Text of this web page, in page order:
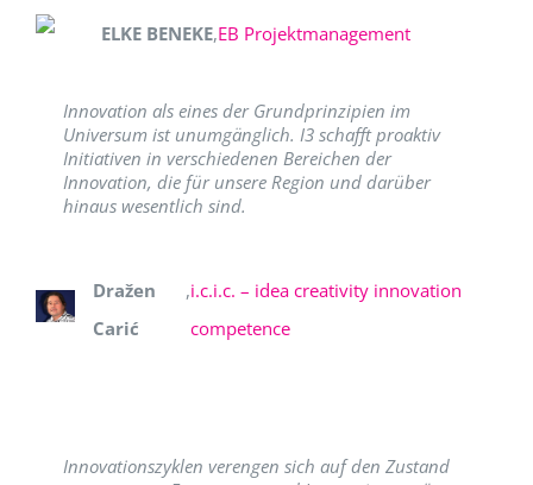
ELKE BENEKE,EB Projektmanagement
Innovation als eines der Grundprinzipien im
Universum ist unumgänglich. I3 schafft proaktiv
Initiativen in verschiedenen Bereichen der
Innovation, die für unsere Region und darüber
hinaus wesentlich sind.
Dražen
Carić
,i.c.i.c. – idea creativity innovation
competence
Innovationszyklen verengen sich auf den Zustand